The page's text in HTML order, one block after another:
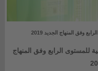
وفق المنهاج الجديد 2019
للمستوى الرابع وفق المنهاج